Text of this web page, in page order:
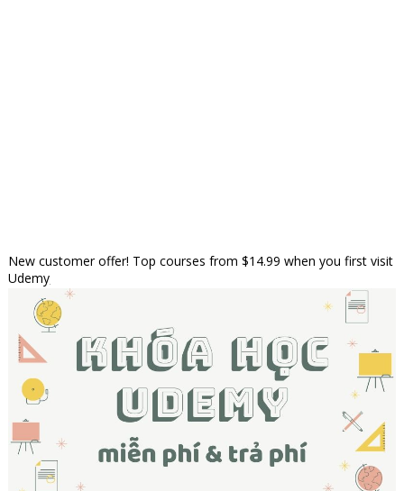
New customer offer! Top courses from $14.99 when you first visit
Udemy